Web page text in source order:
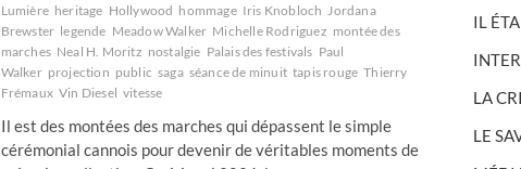
Lumière heritage Hollywood hommage Iris Knobloch Jordana
Brewster legende Meadow Walker Michelle Rodriguez montée des
marches Neal H. Moritz nostalgie Palais des festivals Paul
Walker projection public saga séance de minuit tapis rouge Thierry
Frémaux Vin Diesel vitesse
Il est des montées des marches qui dépassent le simple
cérémonial cannois pour devenir de véritables moments de
IL
LA
LE